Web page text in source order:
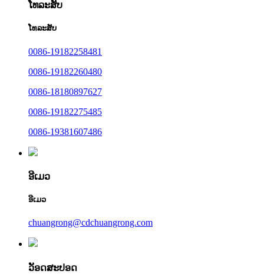
ໂທລະສັບ
ໂທລະສັບ
0086-19182258481
0086-19182260480
0086-18180897627
0086-19182275485
0086-19381607486
ອີເມວ
ອີເມວ
chuangrong@cdchuangrong.com
ວັອດສະປອດ